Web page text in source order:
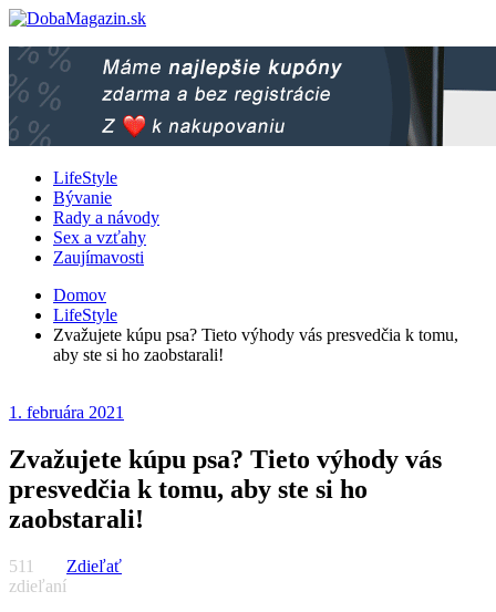
LifeStyle
Bývanie
Rady a návody
Sex a vzťahy
Zaujímavosti
Domov
LifeStyle
Zvažujete kúpu psa? Tieto výhody vás presvedčia k tomu,
aby ste si ho zaobstarali!
1. februára 2021
Zvažujete kúpu psa? Tieto výhody vás
presvedčia k tomu, aby ste si ho
zaobstarali!
511
zdieľaní
Zdieľať